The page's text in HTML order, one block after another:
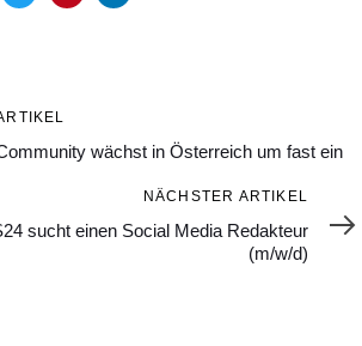
wächst in Österreich um fast ein
NÄCHSTER ARTIKEL
sucht einen Social Media Redakteur
(m/w/d)